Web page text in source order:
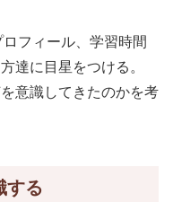
フィール、学習時間
達に目星をつける。
意識してきたのかを考
する